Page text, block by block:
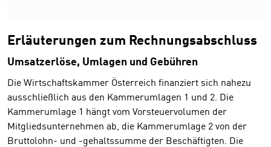
Erläuterungen zum Rechnungsabschluss
Umsatzerlöse, Umlagen und Gebühren
Die Wirtschaftskammer Österreich finanziert sich nahezu
ausschließlich aus den Kammerumlagen 1 und 2. Die
Kammerumlage 1 hängt vom Vorsteuervolumen der
Mitgliedsunternehmen ab, die Kammerumlage 2 von der
Bruttolohn- und -gehaltssumme der Beschäftigten. Die